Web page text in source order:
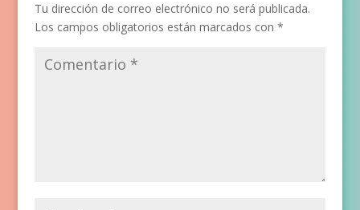
Tu dirección de correo electrónico no será publicada.
Los campos obligatorios están marcados con *